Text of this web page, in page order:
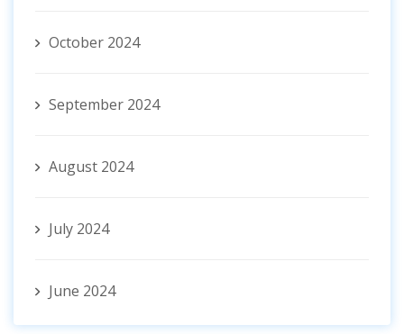
October 2024
September 2024
August 2024
July 2024
June 2024